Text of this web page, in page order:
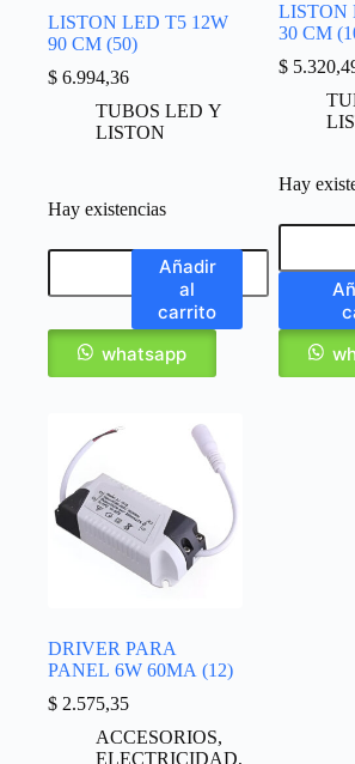
LISTON LED T5 12W
90 CM (50)
$ 6.994,36
TUBOS LED Y
LISTON
Hay existencias
Añadir
al
carrito
whatsapp
LISTON
30 CM
$
Hay
DRIVER PARA
PANEL 6W 60MA (12)
$ 2.575,35
ACCESORIOS,
ELECTRICIDAD,